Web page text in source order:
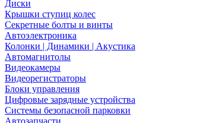
Диски
Крышки ступиц колес
Секретные болты и винты
Автоэлектроника
Колонки | Динамики | Акустика
Автомагнитолы
Видеокамеры
Видеорегистраторы
Блоки управления
Цифровые зарядные устройства
Системы безопасной парковки
Автозапчасти